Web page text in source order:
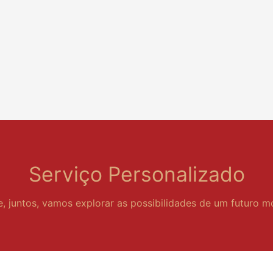
Serviço Personalizado
juntos, vamos explorar as possibilidades de um futuro